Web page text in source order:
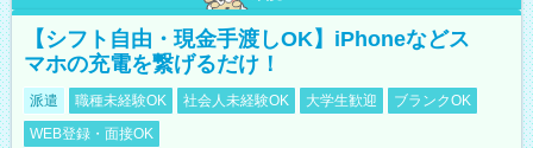
【シフト自由・現金手渡しOK】iPhoneなどス
マホの充電を繋げるだけ！
派遣 職種未経験OK 社会人未経験OK 大学生歓迎
ブランクOK
WEB登録・面接OK